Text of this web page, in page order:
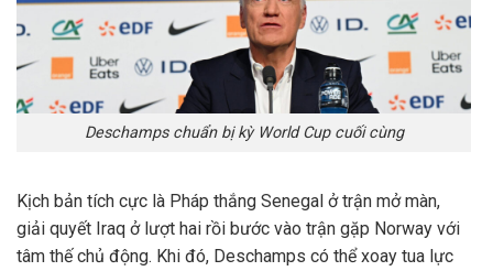
Deschamps chuẩn bị kỳ World Cup cuối cùng
Kịch bản tích cực là Pháp thắng Senegal ở trận mở màn,
giải quyết Iraq ở lượt hai rồi bước vào trận gặp Norway với
tâm thế chủ động. Khi đó, Deschamps có thể xoay tua lực